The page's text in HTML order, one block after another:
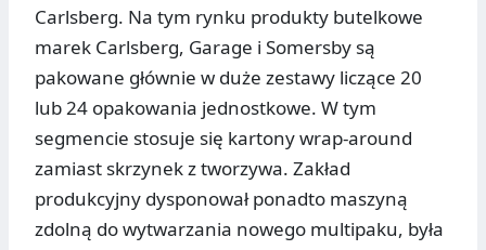
Carlsberg. Na tym rynku produkty butelkowe
marek Carlsberg, Garage i Somersby są
pakowane głównie w duże zestawy liczące 20
lub 24 opakowania jednostkowe. W tym
segmencie stosuje się kartony wrap-around
zamiast skrzynek z tworzywa. Zakład
produkcyjny dysponował ponadto maszyną
zdolną do wytwarzania nowego multipaku, była